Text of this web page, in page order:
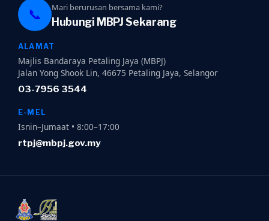
📞 Mari berurusan bersama kami?
Hubungi MBPJ Sekarang
ALAMAT
Majlis Bandaraya Petaling Jaya (MBPJ)
Jalan Yong Shook Lin, 46675 Petaling Jaya, Selangor
03-7956 3544
E-MEL
Isnin–Jumaat • 8:00–17:00
rtpj@mbpj.gov.my